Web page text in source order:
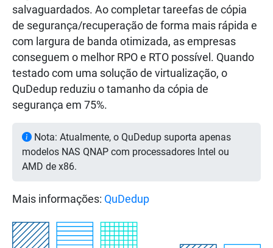
salvaguardados. Ao completar tareefas de cópia
de segurança/recuperação de forma mais rápida e
com largura de banda otimizada, as empresas
conseguem o melhor RPO e RTO possível. Quando
testado com uma solução de virtualização, o
QuDedup reduziu o tamanho da cópia de
segurança em 75%.
Nota: Atualmente, o QuDedup suporta apenas
modelos NAS QNAP com processadores Intel ou
AMD de x86.
Mais informações: QuDedup